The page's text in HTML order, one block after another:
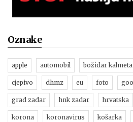
Oznake
apple automobil božidar kalmeta
cjepivo dhmz eu foto
grad zadar hnk zadar hrvatska
korona koronavirus košarka